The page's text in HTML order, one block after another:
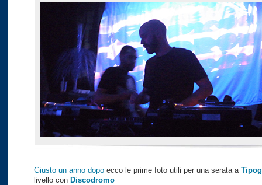
Giusto un anno dopo ecco le prime foto utili per una serata a
livello con Discodromo